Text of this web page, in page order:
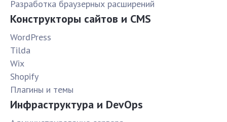
Разработка браузерных расширений
Конструкторы сайтов и CMS
WordPress
Tilda
Wix
Shopify
Плагины и темы
Инфраструктура и DevOps